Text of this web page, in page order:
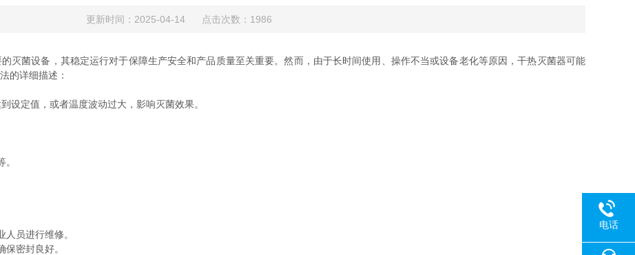
更新时间：2025-04-14 点击次数：1986
菌设备，其稳定运行对于保障生产安全和产品质量至关重要。然而，由于长时间使用、操作不当或设备老化等原因，干热灭菌器可能
的详细描述：
定值，或者温度波动过大，影响灭菌效果。
员进行维修。
密封良好。
电话